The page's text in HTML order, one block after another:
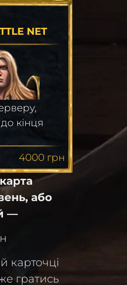
NET
кінця
4000 грн
або
—
карточці
гратись